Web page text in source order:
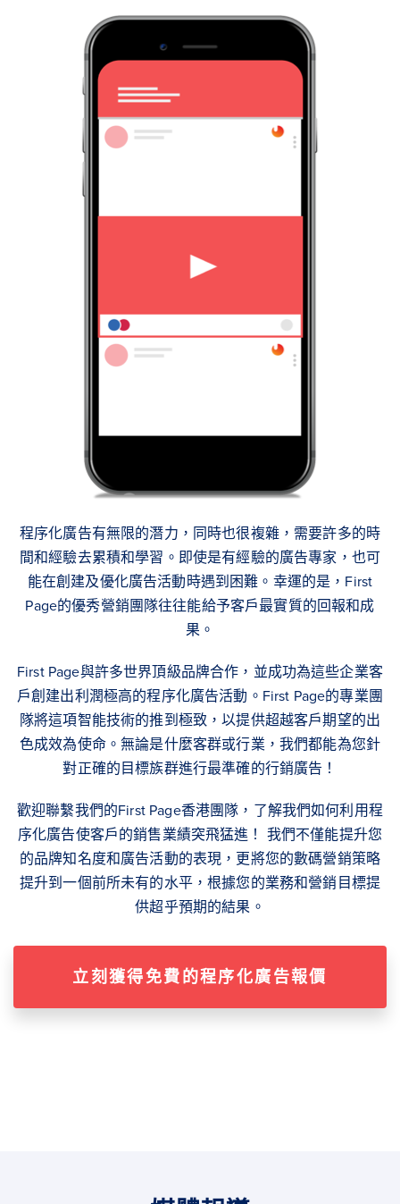
程序化廣告有無限的潛力，同時也很複雜，需要許多的時
間和經驗去累積和學習。即使是有經驗的廣告專家，也可
能在創建及優化廣告活動時遇到困難。幸運的是，First
Page的優秀營銷團隊往往能給予客戶最實質的回報和成
果。
First Page與許多世界頂級品牌合作，並成功為這些企業客
戶創建出利潤極高的程序化廣告活動。First Page的專業團
隊將這項智能技術的推到極致，以提供超越客戶期望的出
色成效為使命。無論是什麼客群或行業，我們都能為您針
對正確的目標族群進行最準確的行銷廣告！
歡迎聯繫我們的First Page香港團隊，了解我們如何利用程
序化廣告使客戶的銷售業績突飛猛進！ 我們不僅能提升您
的品牌知名度和廣告活動的表現，更將您的數碼營銷策略
提升到一個前所未有的水平，根據您的業務和營銷目標提
供超乎預期的結果。
立刻獲得免費的程序化廣告報價